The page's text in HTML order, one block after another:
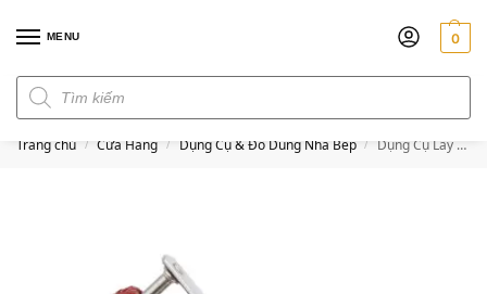
MENU 0
Trang chủ / Cửa Hàng / Dụng Cụ & Đồ Dùng Nhà Bếp / Dụng Cụ Lấy Hạt Táo Đỏ Táo Tàu tiện lợi bằng thép không gỉ